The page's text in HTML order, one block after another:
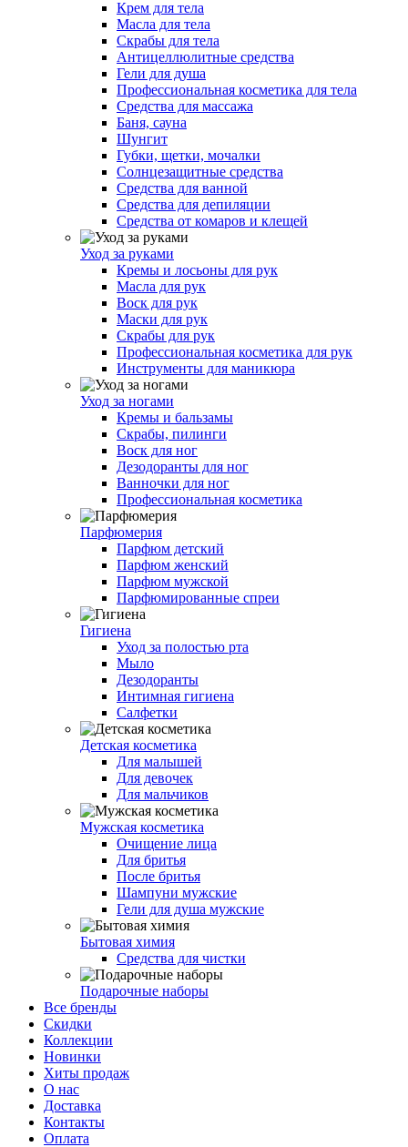
Крем для тела
Масла для тела
Скрабы для тела
Антицеллюлитные средства
Гели для душа
Профессиональная косметика для тела
Средства для массажа
Баня, сауна
Шунгит
Губки, щетки, мочалки
Солнцезащитные средства
Средства для ванной
Средства для депиляции
Средства от комаров и клещей
Уход за руками
Кремы и лосьоны для рук
Масла для рук
Воск для рук
Маски для рук
Скрабы для рук
Профессиональная косметика для рук
Инструменты для маникюра
Уход за ногами
Кремы и бальзамы
Скрабы, пилинги
Воск для ног
Дезодоранты для ног
Ванночки для ног
Профессиональная косметика
Парфюмерия
Парфюм детский
Парфюм женский
Парфюм мужской
Парфюмированные спреи
Гигиена
Уход за полостью рта
Мыло
Дезодоранты
Интимная гигиена
Салфетки
Детская косметика
Для малышей
Для девочек
Для мальчиков
Мужская косметика
Очищение лица
Для бритья
После бритья
Шампуни мужские
Гели для душа мужские
Бытовая химия
Средства для чистки
Подарочные наборы
Все бренды
Скидки
Коллекции
Новинки
Хиты продаж
О нас
Доставка
Контакты
Оплата